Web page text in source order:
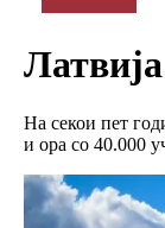
Латвија
На секои пет
и ора со 40.000